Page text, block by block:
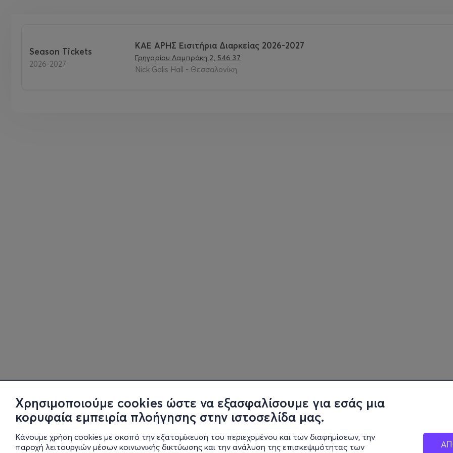
Χρησιμοποιούμε cookies ώστε να εξασφαλίσουμε για εσάς μια
κορυφαία εμπειρία πλοήγησης στην ιστοσελίδα μας.
Κάνουμε χρήση cookies με σκοπό την εξατομίκευση του περιεχομένου και των διαφημίσεων, την
παροχή λειτουργιών μέσων κοινωνικής δικτύωσης και την ανάλυση της επισκεψιμότητας των
Season Tickets
2026-2027
ΚΑΕ ΑΡΗΣ Εισιτήρια Διαρκείας 2026-2027
Γρηγορίου Λαμπράκη 2, 546 37
Nick Galis Hall - Θεσσαλονίκη